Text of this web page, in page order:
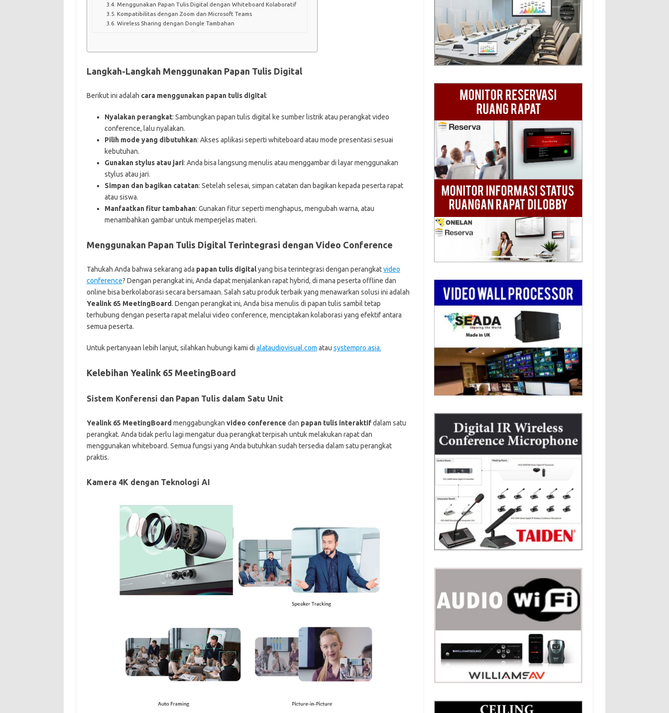
Menggunakan Papan Tulis Digital dengan Whiteboard Kolaboratif
Kompatibilitas dengan Zoom dan Microsoft Teams
Wireless Sharing dengan Dongle Tambahan
Langkah-Langkah Menggunakan Papan Tulis Digital
Berikut ini adalah cara menggunakan papan tulis digital:
Nyalakan perangkat: Sambungkan papan tulis digital ke sumber listrik atau perangkat video
conference, lalu nyalakan.
Pilih mode yang dibutuhkan: Akses aplikasi seperti whiteboard atau mode presentasi sesuai
kebutuhan.
Gunakan stylus atau jari: Anda bisa langsung menulis atau menggambar di layar menggunakan
stylus atau jari.
Simpan dan bagikan catatan: Setelah selesai, simpan catatan dan bagikan kepada peserta rapat
atau siswa.
Manfaatkan fitur tambahan: Gunakan fitur seperti menghapus, mengubah warna, atau
menambahkan gambar untuk memperjelas materi.
Menggunakan Papan Tulis Digital Terintegrasi dengan Video Conference
Tahukah Anda bahwa sekarang ada papan tulis digitalyang bisa terintegrasi dengan perangkatvideo
conference? Dengan perangkat ini, Anda dapat menjalankan rapat hybrid, di mana peserta offline dan
online bisa berkolaborasi secara bersamaan. Salah satu produk terbaik yang menawarkan solusi ini adalah
Yealink 65 MeetingBoard. Dengan perangkat ini, Anda bisa menulis di papan tulis sambil tetap
terhubung dengan peserta rapat melalui video conference, menciptakan kolaborasi yang efektif antara
semua peserta.
Untuk pertanyaan lebih lanjut, silahkan hubungi kami di alataudiovisual.com atau systempro.asia.
Kelebihan Yealink 65 MeetingBoard
Sistem Konferensi dan Papan Tulis dalam Satu Unit
Yealink 65 MeetingBoard menggabungkan video conference dan papan tulis interaktifdalam satu
perangkat. Anda tidak perlu lagi mengatur dua perangkat terpisah untuk melakukan rapat dan
menggunakan whiteboard. Semua fungsi yang Anda butuhkan sudah tersedia dalam satu perangkat
praktis.
Kamera 4K dengan Teknologi AI